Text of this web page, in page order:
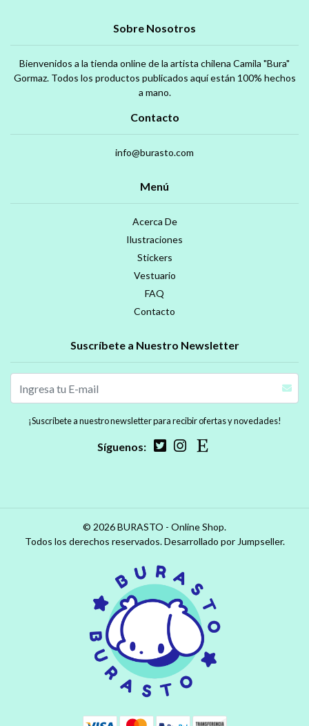
Sobre Nosotros
Bienvenidos a la tienda online de la artista chilena Camila "Bura"
Gormaz. Todos los productos publicados aquí están 100% hechos
a mano.
Contacto
info@burasto.com
Menú
Acerca De
Ilustraciones
Stickers
Vestuario
FAQ
Contacto
Suscríbete a Nuestro Newsletter
¡Suscríbete a nuestro newsletter para recibir ofertas y novedades!
Síguenos:
© 2026 BURASTO - Online Shop.
Todos los derechos reservados.Desarrollado por Jumpseller.